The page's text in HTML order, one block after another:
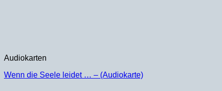
Audiokarten
Wenn die Seele leidet … – (Audiokarte)